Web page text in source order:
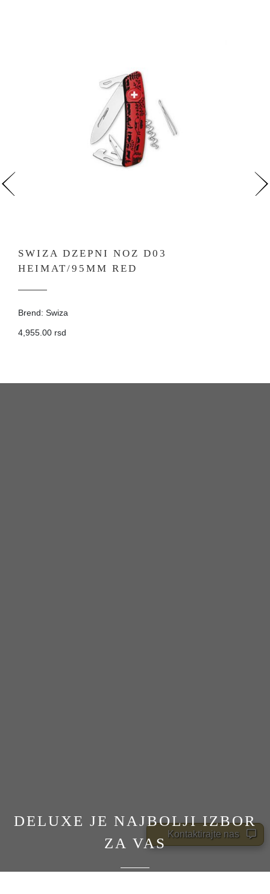
SWIZA DZEPNI NOZ D03
HEIMAT/95MM RED
Brend: Swiza
4,955.00 rsd
DELUXE JE NAJBOLJI IZBOR
ZA VAS
Kontaktirajte nas